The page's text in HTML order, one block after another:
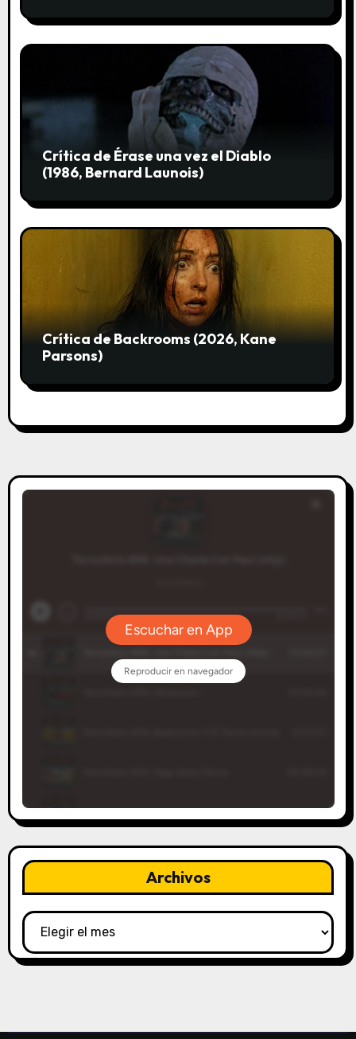
d
s
Crítica de Érase una vez el Diablo
(1986, Bernard Launois)
Crítica de Backrooms (2026, Kane
Parsons)
Archivos
Archivos